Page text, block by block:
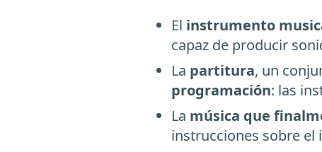
El instrumento
capaz de producir
La partitura, un
programación: las
La música que
instrucciones sobre el